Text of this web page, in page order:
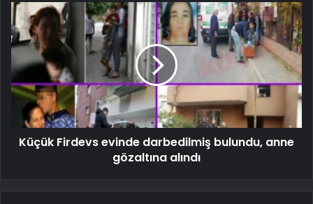
Küçük Firdevs evinde darbedilmiş bulundu, anne
gözaltına alındı